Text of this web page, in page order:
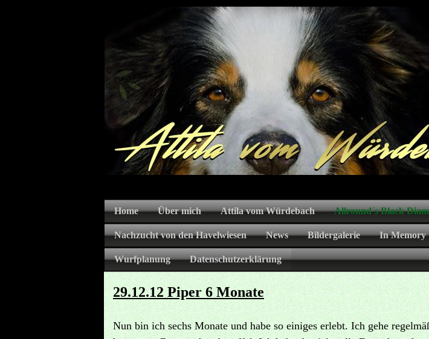
Home Über mich Attila vom Würdebach Allround´s Black
Nachzucht von den Havelwiesen News Bildergalerie In Memory
Wurfplanung Datenschutzerklärung
29.12.12 Piper 6 Monate
Nun bin ich sechs Monate und habe so einiges erlebt. Ich gehe